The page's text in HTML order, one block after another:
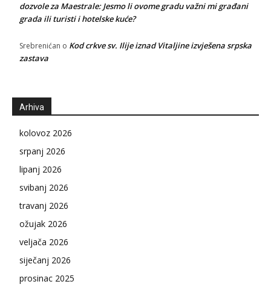
dozvole za Maestrale: Jesmo li ovome gradu važni mi građani
grada ili turisti i hotelske kuće?
Srebrenićan o Kod crkve sv. Ilije iznad Vitaljine izvješena srpska
zastava
Arhiva
kolovoz 2026
srpanj 2026
lipanj 2026
svibanj 2026
travanj 2026
ožujak 2026
veljača 2026
siječanj 2026
prosinac 2025